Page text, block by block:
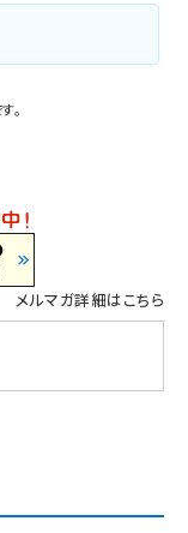
。
メルマガ詳細はこちら